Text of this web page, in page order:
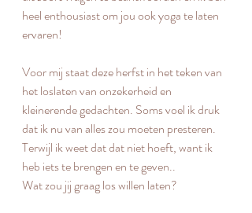
heel enthousiast om jou ook yoga te laten
ervaren!
Voor mij staat deze herfst in het teken van
het loslaten van onzekerheid en
kleinerende gedachten. Soms voel ik druk
dat ik nu van alles zou moeten presteren.
Terwijl ik weet dat dat niet hoeft, want ik
heb iets te brengen en te geven..
Wat zou jij graag los willen laten?